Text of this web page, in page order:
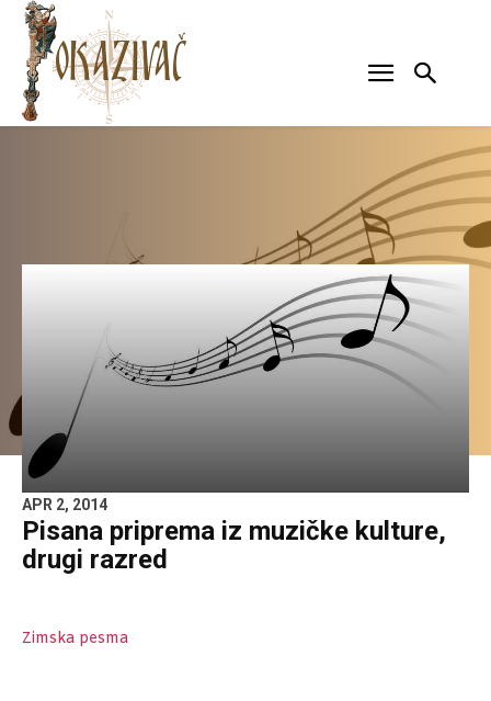
APR 2, 2014
Pisana priprema iz muzičke kulture,
drugi razred
Zimska pesma